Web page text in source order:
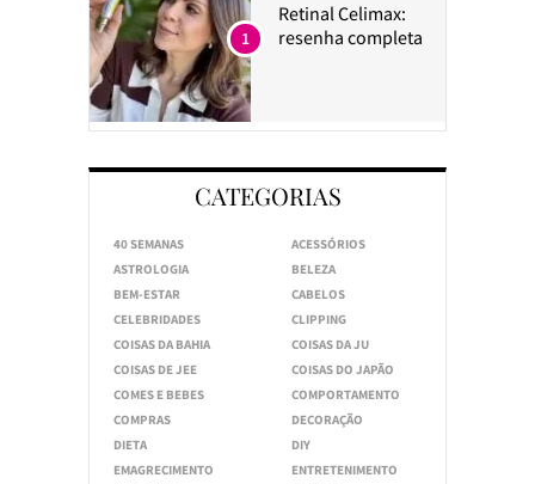
Retinal Celimax:
resenha completa
1
CATEGORIAS
40 SEMANAS
ACESSÓRIOS
ASTROLOGIA
BELEZA
BEM-ESTAR
CABELOS
CELEBRIDADES
CLIPPING
COISAS DA BAHIA
COISAS DA JU
COISAS DE JEE
COISAS DO JAPÃO
COMES E BEBES
COMPORTAMENTO
COMPRAS
DECORAÇÃO
DIETA
DIY
EMAGRECIMENTO
ENTRETENIMENTO